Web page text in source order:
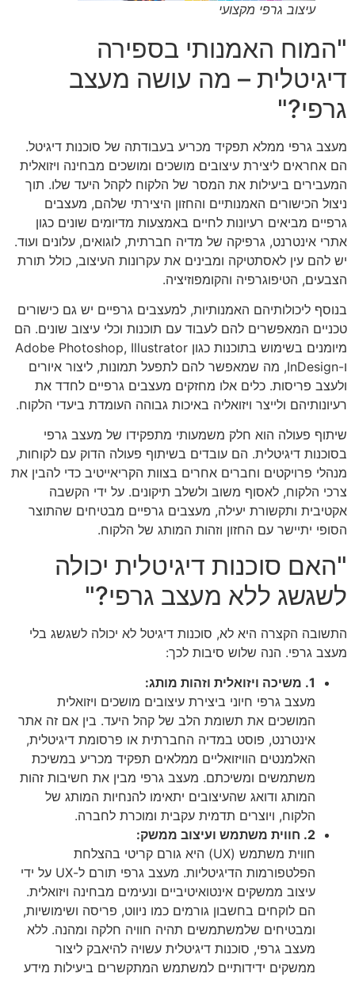
עיצוב גרפי מקצועי
"המוח האמנותי בספירה
דיגיטלית – מה עושה מעצב
גרפי?"
מעצב גרפי ממלא תפקיד מכריע בעבודתה של סוכנות דיגיטל.
הם אחראים ליצירת עיצובים מושכים ומושכים מבחינה ויזואלית
המעבירים ביעילות את המסר של הלקוח לקהל היעד שלו. תוך
ניצול הכישורים האמנותיים והחזון היצירתי שלהם, מעצבים
גרפיים מביאים רעיונות לחיים באמצעות מדיומים שונים כגון
אתרי אינטרנט, גרפיקה של מדיה חברתית, לוגואים, עלונים ועוד.
יש להם עין לאסתטיקה ומבינים את עקרונות העיצוב, כולל תורת
הצבעים, הטיפוגרפיה והקומפוזיציה.
בנוסף ליכולותיהם האמנותיות, למעצבים גרפיים יש גם כישורים
טכניים המאפשרים להם לעבוד עם תוכנות וכלי עיצוב שונים. הם
מיומנים בשימוש בתוכנות כגון Adobe Photoshop, Illustrator
ו-InDesign, מה שמאפשר להם לתפעל תמונות, ליצור איורים
ולעצב פריסות. כלים אלו מחזקים מעצבים גרפיים לחדד את
רעיונותיהם ולייצר ויזואליה באיכות גבוהה העומדת ביעדי הלקוח.
שיתוף פעולה הוא חלק משמעותי מתפקידו של מעצב גרפי
בסוכנות דיגיטלית. הם עובדים בשיתוף פעולה הדוק עם לקוחות,
מנהלי פרויקטים וחברים אחרים בצוות הקריאייטיב כדי להבין את
צרכי הלקוח, לאסוף משוב ולשלב תיקונים. על ידי הקשבה
אקטיבית ותקשורת יעילה, מעצבים גרפיים מבטיחים שהתוצר
הסופי יתיישר עם החזון וזהות המותג של הלקוח.
"האם סוכנות דיגיטלית יכולה
לשגשג ללא מעצב גרפי?"
התשובה הקצרה היא לא, סוכנות דיגיטל לא יכולה לשגשג בלי
מעצב גרפי. הנה שלוש סיבות לכך:
1. משיכה ויזואלית וזהות מותג:
מעצב גרפי חיוני ביצירת עיצובים מושכים ויזואלית
המושכים את תשומת הלב של קהל היעד. בין אם זה אתר
אינטרנט, פוסט במדיה החברתית או פרסומת דיגיטלית,
האלמנטים הוויזואליים ממלאים תפקיד מכריע במשיכת
משתמשים ומשיכתם. מעצב גרפי מבין את חשיבות זהות
המותג ודואג שהעיצובים יתאימו להנחיות המותג של
הלקוח, ויוצרים תדמית עקבית ומוכרת לחברה.
2. חווית משתמש ועיצוב ממשק:
חווית משתמש (UX) היא גורם קריטי בהצלחת
הפלטפורמות הדיגיטליות. מעצב גרפי תורם ל-UX על ידי
עיצוב ממשקים אינטואיטיביים ונעימים מבחינה ויזואלית.
הם לוקחים בחשבון גורמים כמו ניווט, פריסה ושימושיות,
ומבטיחים שלמשתמשים תהיה חוויה חלקה ומהנה. ללא
מעצב גרפי, סוכנות דיגיטלית עשויה להיאבק ליצור
ממשקים ידידותיים למשתמש המתקשרים ביעילות מידע